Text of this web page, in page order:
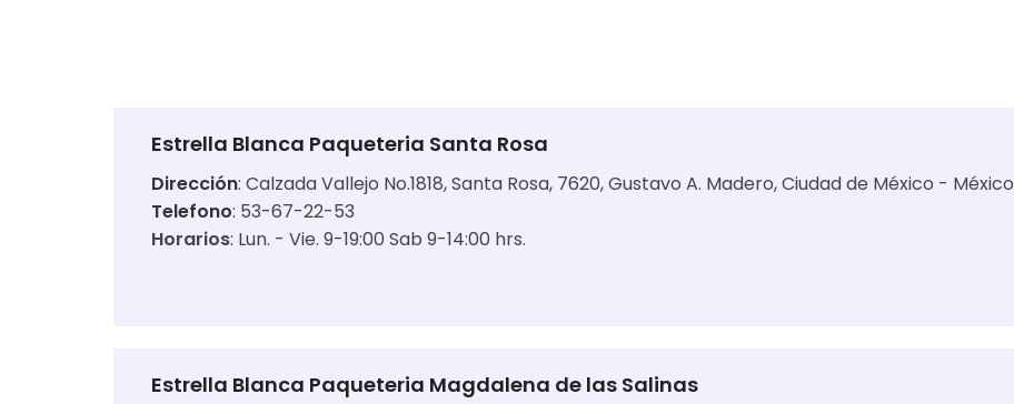
Estrella Blanca Paqueteria Santa Rosa
Dirección: Calzada Vallejo No.1818, Santa Rosa, 7620, Gustavo A. Madero, Ciudad de México - México
Telefono: 53-67-22-53
Horarios: Lun. - Vie. 9-19:00 Sab 9-14:00 hrs.
Estrella Blanca Paqueteria Magdalena de las Salinas